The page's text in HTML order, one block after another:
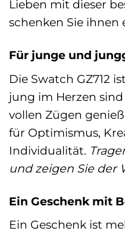
Lieben mit dieser
schenken Sie ihnen
Für junge und
Die Swatch GZ712
jung im Herzen
vollen Zügen
für Optimismus,
Individualität.
und zeigen Sie der
Ein Geschenk mit
Ein Geschenk ist